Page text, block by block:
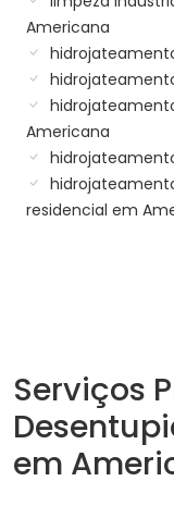
Americana
Americana
residencial em
Serviços
em